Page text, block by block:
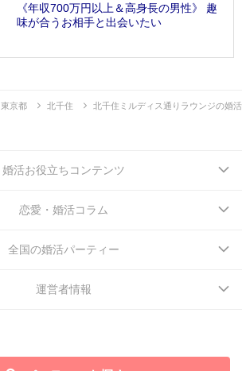
《年収700万円以上＆高身長の男性》 趣
味が合うお相手と出会いたい
東京都 北千住 北千住ミルディス通りラウンジの婚
婚活お役立ちコンテンツ
恋愛・婚活コラム
全国の婚活パーティー
運営者情報